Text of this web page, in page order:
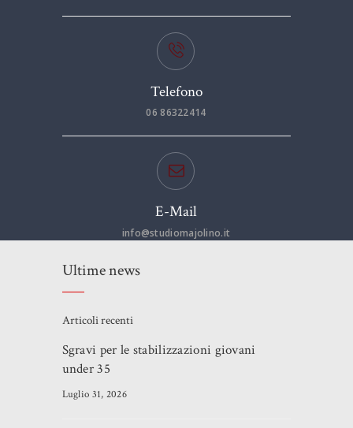
Telefono
06 86322414
E-Mail
info@studiomajolino.it
Ultime news
Articoli recenti
Sgravi per le stabilizzazioni giovani
under 35
Luglio 31, 2026